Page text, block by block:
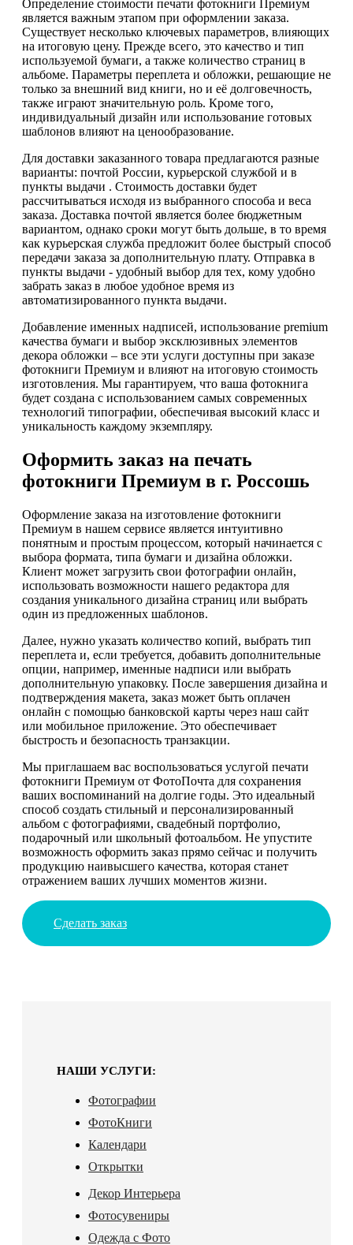
Определение стоимости печати фотокниги Премиум
является важным этапом при оформлении заказа.
Существует несколько ключевых параметров, влияющих
на итоговую цену. Прежде всего, это качество и тип
используемой бумаги, а также количество страниц в
альбоме. Параметры переплета и обложки, решающие не
только за внешний вид книги, но и её долговечность,
также играют значительную роль. Кроме того,
индивидуальный дизайн или использование готовых
шаблонов влияют на ценообразование.
Для доставки заказанного товара предлагаются разные
варианты: почтой России, курьерской службой и в
пункты выдачи . Стоимость доставки будет
рассчитываться исходя из выбранного способа и веса
заказа. Доставка почтой является более бюджетным
вариантом, однако сроки могут быть дольше, в то время
как курьерская служба предложит более быстрый способ
передачи заказа за дополнительную плату. Отправка в
пункты выдачи - удобный выбор для тех, кому удобно
забрать заказ в любое удобное время из
автоматизированного пункта выдачи.
Добавление именных надписей, использование premium
качества бумаги и выбор эксклюзивных элементов
декора обложки – все эти услуги доступны при заказе
фотокниги Премиум и влияют на итоговую стоимость
изготовления. Мы гарантируем, что ваша фотокнига
будет создана с использованием самых современных
технологий типографии, обеспечивая высокий класс и
уникальность каждому экземпляру.
Оформить заказ на печать
фотокниги Премиум в г. Россошь
Оформление заказа на изготовление фотокниги
Премиум в нашем сервисе является интуитивно
понятным и простым процессом, который начинается с
выбора формата, типа бумаги и дизайна обложки.
Клиент может загрузить свои фотографии онлайн,
использовать возможности нашего редактора для
создания уникального дизайна страниц или выбрать
один из предложенных шаблонов.
Далее, нужно указать количество копий, выбрать тип
переплета и, если требуется, добавить дополнительные
опции, например, именные надписи или выбрать
дополнительную упаковку. После завершения дизайна и
подтверждения макета, заказ может быть оплачен
онлайн с помощью банковской карты через наш сайт
или мобильное приложение. Это обеспечивает
быстрость и безопасность транзакции.
Мы приглашаем вас воспользоваться услугой печати
фотокниги Премиум от ФотоПочта для сохранения
ваших воспоминаний на долгие годы. Это идеальный
способ создать стильный и персонализированный
альбом с фотографиями, свадебный портфолио,
подарочный или школьный фотоальбом. Не упустите
возможность оформить заказ прямо сейчас и получить
продукцию наивысшего качества, которая станет
отражением ваших лучших моментов жизни.
Сделать заказ
НАШИ УСЛУГИ:
Фотографии
ФотоКниги
Календари
Открытки
Декор Интерьера
Фотосувениры
Одежда с Фото